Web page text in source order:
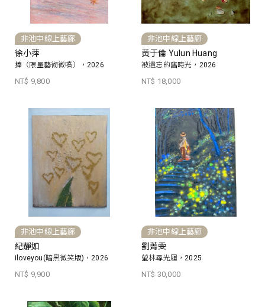
非池中線上藝廊
徐小萍
捧（限量藝術微噴），2026
NT$ 9,800
非池中線上藝廊
黃于倫 Yulun Huang
被遺忘的舊時光，2026
NT$ 18,000
非池中線上藝廊
紀靜如
iloveyou(暗黑微笑版)，2026
NT$ 9,900
非池中線上藝廊
劉菁雯
螢林尋光履，2025
NT$ 30,000